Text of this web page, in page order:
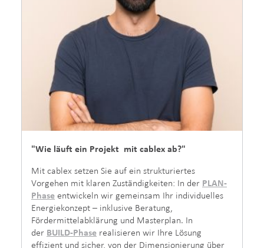
"Wie läuft ein Projekt mit cablex ab?"
Mit cablex setzen Sie auf ein strukturiertes
Vorgehen mit klaren Zuständigkeiten: In der PLAN-
Phase entwickeln wir gemeinsam Ihr individuelles
Energiekonzept – inklusive Beratung,
Fördermittelabklärung und Masterplan. In
der BUILD-Phase realisieren wir Ihre Lösung
effizient und sicher, von der Dimensionierung über